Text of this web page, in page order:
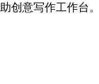
创意写作工作台。